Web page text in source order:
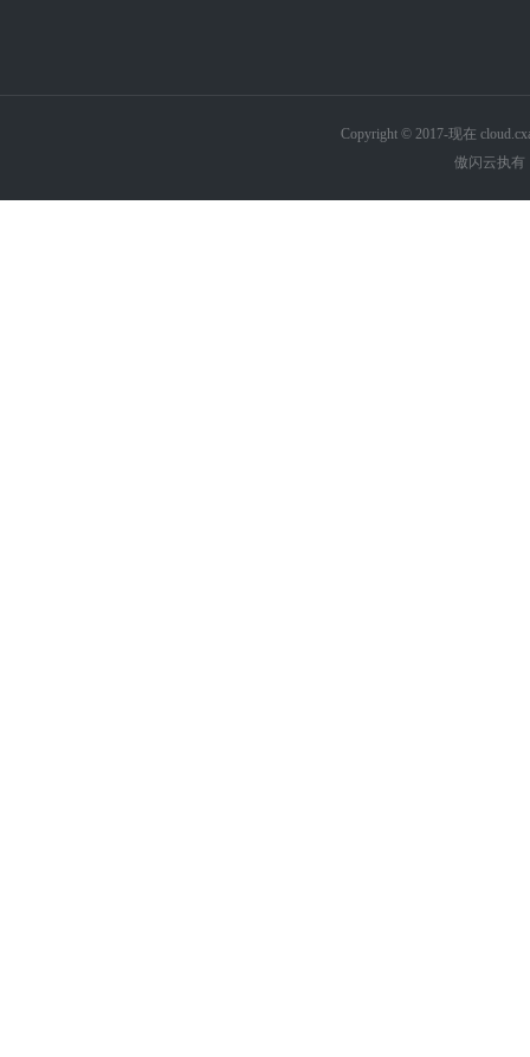
Copyright © 2017-现在
傲闪云执有